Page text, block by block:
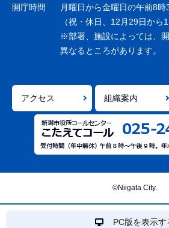
ョ
で
開庁時間
月曜日から金曜日の午前8
（祝・休日、12月29日から
※部署、施設によっては、
異なるところがあります。
アクセス 組織案内
©Niigata City.
PC版を表示す